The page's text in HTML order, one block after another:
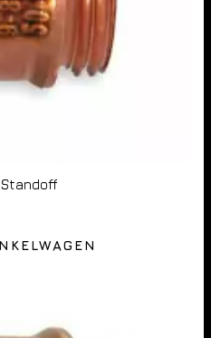
Standoff